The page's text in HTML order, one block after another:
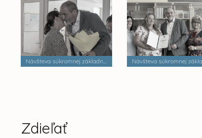
Návšteva súkromnej základnej školy Dobrá škola n.o.
Zdieľať